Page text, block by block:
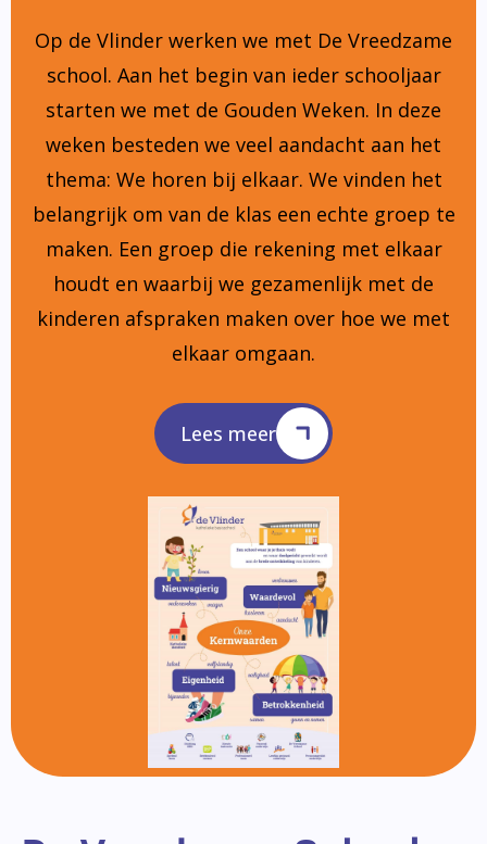
Op de Vlinder werken we met De Vreedzame
school. Aan het begin van ieder schooljaar
starten we met de Gouden Weken. In deze
weken besteden we veel aandacht aan het
thema: We horen bij elkaar. We vinden het
belangrijk om van de klas een echte groep te
maken. Een groep die rekening met elkaar
houdt en waarbij we gezamenlijk met de
kinderen afspraken maken over hoe we met
elkaar omgaan.
Lees meer